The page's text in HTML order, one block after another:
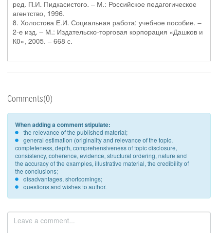
ред. П.И. Пидкасистого. – М.: Российское педагогическое
агентство, 1996.
8. Холостова Е.И. Социальная работа: учебное пособие. –
2-е изд. – М.: Издательско-торговая корпорация «Дашков и
К0», 2005. – 668 с.
Comments(0)
When adding a comment stipulate:
the relevance of the published material;
general estimation (originality and relevance of the topic,
completeness, depth, comprehensiveness of topic disclosure,
consistency, coherence, evidence, structural ordering, nature and
the accuracy of the examples, illustrative material, the credibility of
the conclusions;
disadvantages, shortcomings;
questions and wishes to author.